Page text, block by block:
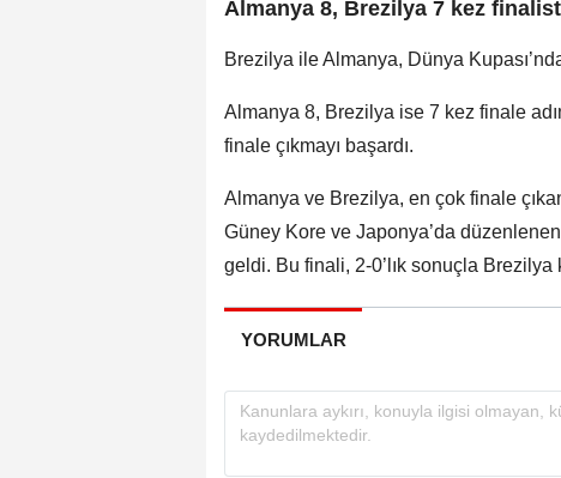
Almanya 8, Brezilya 7 kez
Brezilya ile Almanya, Dünya
Almanya 8, Brezilya ise 7 kez finale
finale çıkmayı başardı.
Almanya ve Brezilya, en çok finale
Güney Kore ve Japonya’da
geldi. Bu finali, 2-0’lık sonuçla Brezilya
YORUMLAR